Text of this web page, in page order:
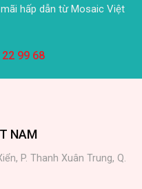
hấp dẫn từ Mosaic Việt
99 68
NAM
P. Thanh Xuân Trung, Q.